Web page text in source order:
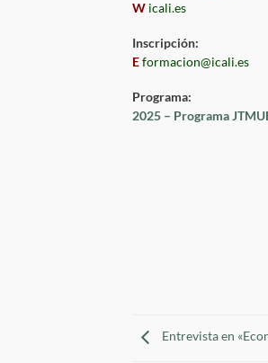
W icali.es
Inscripción:
Eformacion@icali.es
Programa:
2025 – Programa
Entrevista en